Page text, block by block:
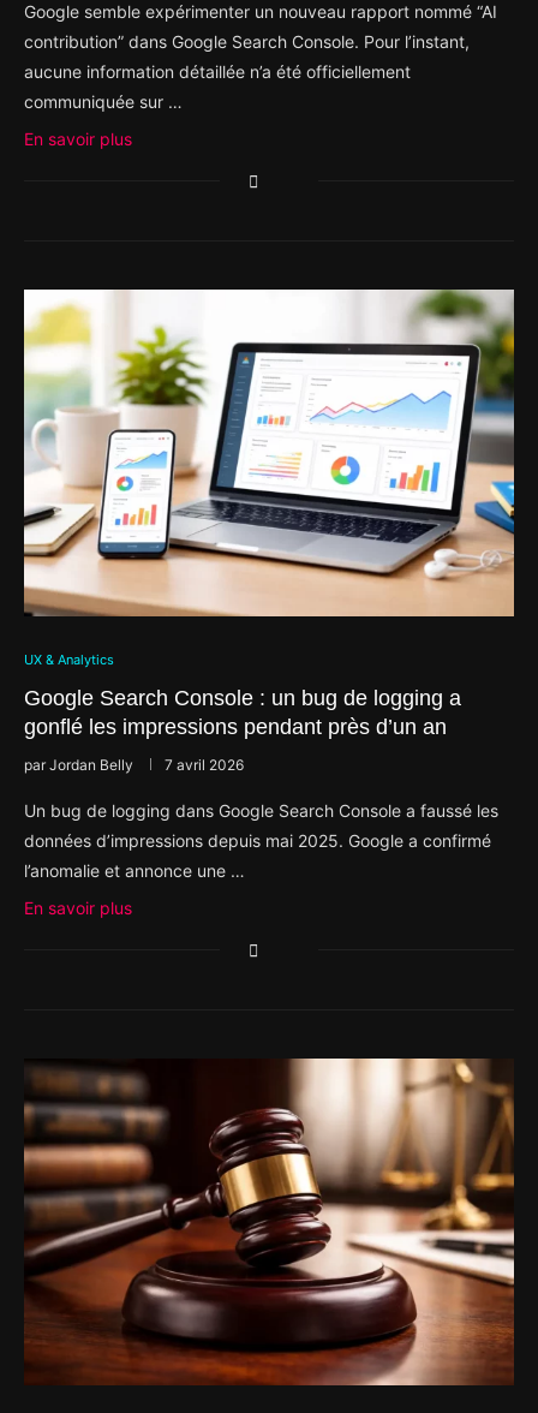
Google semble expérimenter un nouveau rapport nommé “AI
contribution” dans Google Search Console. Pour l’instant,
aucune information détaillée n’a été officiellement
communiquée sur …
En savoir plus
UX & Analytics
Google Search Console : un bug de logging a
gonflé les impressions pendant près d’un an
parJordan Belly 7 avril 2026
Un bug de logging dans Google Search Console a faussé les
données d’impressions depuis mai 2025. Google a confirmé
l’anomalie et annonce une …
En savoir plus